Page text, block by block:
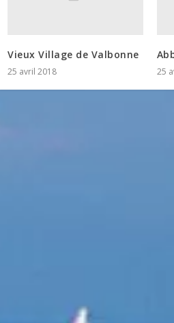
Vieux Village de Valbonne
25 avril 2018 25